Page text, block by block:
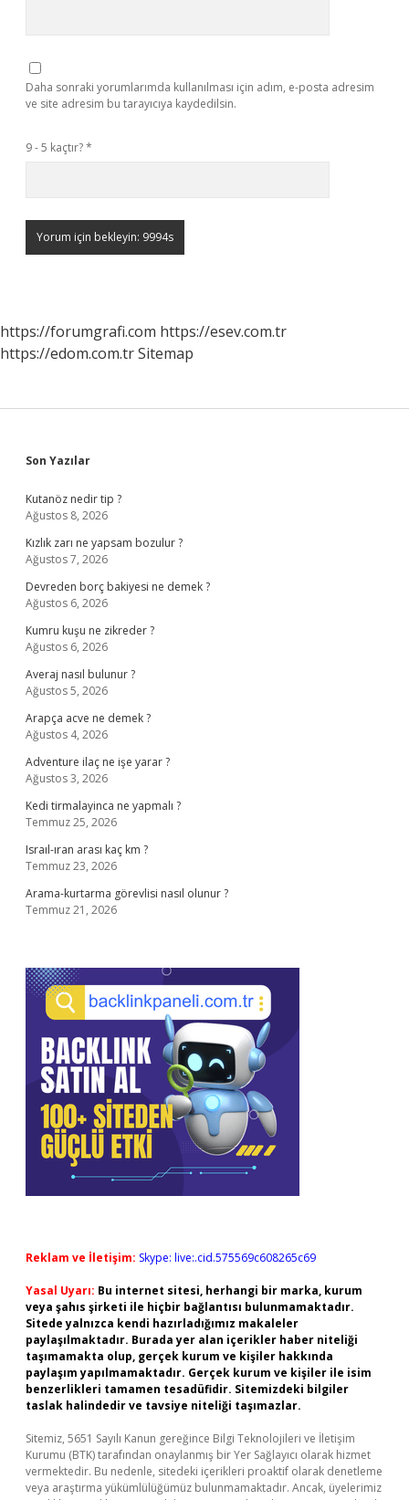
Daha sonraki yorumlarımda kullanılması için adım, e-posta adresim
ve site adresim bu tarayıcıya kaydedilsin.
9 - 5 kaçtır?*
https://forumgrafi.com https://esev.com.tr
https://edom.com.trSitemap
Sidebar
Son Yazılar
Kutanöz nedir tip ?
Ağustos 8, 2026
Kızlık zarı ne yapsam bozulur ?
Ağustos 7, 2026
Devreden borç bakiyesi ne demek ?
Ağustos 6, 2026
Kumru kuşu ne zikreder ?
Ağustos 6, 2026
Averaj nasıl bulunur ?
Ağustos 5, 2026
Arapça acve ne demek ?
Ağustos 4, 2026
Adventure ilaç ne işe yarar ?
Ağustos 3, 2026
Kedi tirmalayinca ne yapmalı ?
Temmuz 25, 2026
Israıl-ıran arası kaç km ?
Temmuz 23, 2026
Arama-kurtarma görevlisi nasıl olunur ?
Temmuz 21, 2026
Reklam ve İletişim: Skype: live:.cid.575569c608265c69
Yasal Uyarı: Bu internet sitesi, herhangi bir marka, kurum
veya şahıs şirketi ile hiçbir bağlantısı bulunmamaktadır.
Sitede yalnızca kendi hazırladığımız makaleler
paylaşılmaktadır. Burada yer alan içerikler haber niteliği
taşımamakta olup, gerçek kurum ve kişiler hakkında
paylaşım yapılmamaktadır. Gerçek kurum ve kişiler ile isim
benzerlikleri tamamen tesadüfidir. Sitemizdeki bilgiler
taslak halindedir ve tavsiye niteliği taşımazlar.
Sitemiz, 5651 Sayılı Kanun gereğince Bilgi Teknolojileri ve İletişim
Kurumu (BTK) tarafından onaylanmış bir Yer Sağlayıcı olarak hizmet
vermektedir. Bu nedenle, sitedeki içerikleri proaktif olarak denetleme
veya araştırma yükümlülüğümüz bulunmamaktadır. Ancak, üyelerimiz